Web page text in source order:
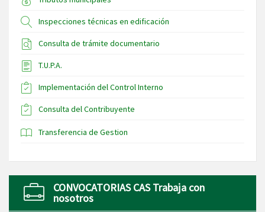
Inspecciones técnicas en edificación
Consulta de trámite documentario
T.U.P.A.
Implementación del Control Interno
Consulta del Contribuyente
Transferencia de Gestion
CONVOCATORIAS CAS Trabaja con
nosotros